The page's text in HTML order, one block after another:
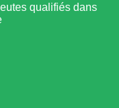
qualifiés dans